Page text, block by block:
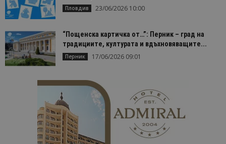
Пловдив 23/06/2026 10:00
“Пощенска картичка от…”: Перник – град на
традициите, културата и вдъхновяващите...
Перник 17/06/2026 09:01